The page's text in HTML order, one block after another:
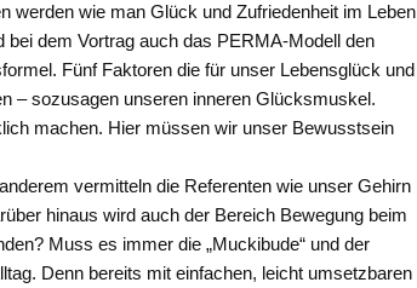
werden wie man Glück und Zufriedenheit im Leben
dem Vortrag auch das PERMA-Modell den
Fünf Faktoren die für unser Lebensglück und
– sozusagen unseren inneren Glücksmuskel.
machen. Hier müssen wir unser Bewusstsein
vermitteln die Referenten wie unser Gehirn
hinaus wird auch der Bereich Bewegung beim
Muss es immer die „Muckibude“ und der
Denn bereits mit einfachen, leicht umsetzbaren